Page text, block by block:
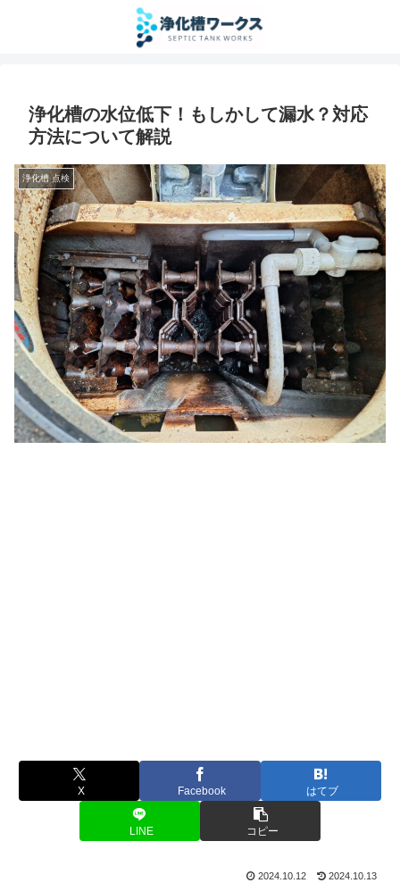
浄化槽の水位低下！もしかして漏水？対応
方法について解説
浄化槽 点検
X Facebook はてブ
LINE コピー
2024.10.12 2024.10.13